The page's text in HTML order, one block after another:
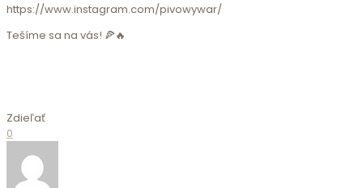
https://www.instagram.com/pivowywar/
Tešíme sa na vás! 🍕🔥
Zdieľať
0